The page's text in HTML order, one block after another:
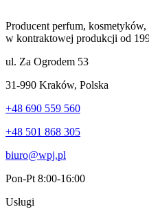
Producent perfum,
w kontraktowej produkcji od
ul. Za Ogrodem 53
31-990 Kraków, Polska
+48 690 559 560
+48 501 868 305
biuro@wpj.pl
Pon-Pt 8:00-16:00
Usługi